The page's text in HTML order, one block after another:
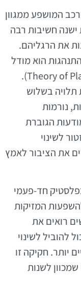
המושפע ממגוון
ישנה חשיבות רבה
את הרגליהם.
הוא מודל
"החוקרת המושגת" (Theory of Planned Behavior).
תלויה בשלוש
נורמות
הגוברת
לשינוי
את הציבור לאמץ
חד-פעמי
המזיקות
רואים את
להוביל לשינוי
יותר. חקיקה זו
לשנות